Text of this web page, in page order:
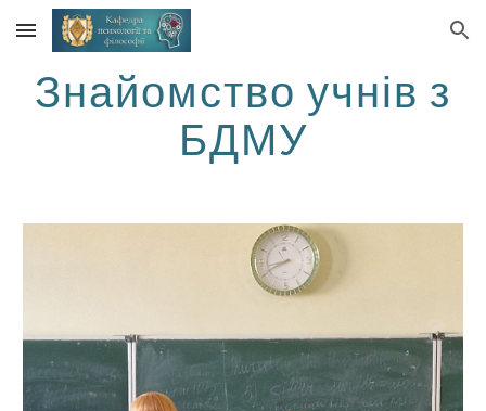
Skip to main content Skip to navigation
Знайомство учнів з
БДМУ